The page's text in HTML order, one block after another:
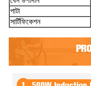
পাটা
সার্টিফিকেশন